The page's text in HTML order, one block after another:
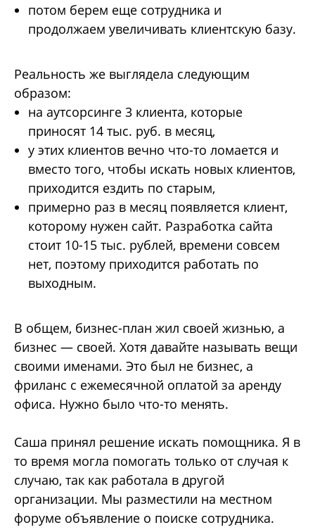
потом берем еще сотрудника и
продолжаем увеличивать клиентскую базу.
Реальность же выглядела следующим
образом:
на аутсорсинге 3 клиента, которые
приносят 14 тыс. руб. в месяц,
у этих клиентов вечно что-то ломается и
вместо того, чтобы искать новых клиентов,
приходится ездить по старым,
примерно раз в месяц появляется клиент,
которому нужен сайт. Разработка сайта
стоит 10-15 тыс. рублей, времени совсем
нет, поэтому приходится работать по
выходным.
В общем, бизнес-план жил своей жизнью, а
бизнес — своей. Хотя давайте называть вещи
своими именами. Это был не бизнес, а
фриланс с ежемесячной оплатой за аренду
офиса. Нужно было что-то менять.
Саша принял решение искать помощника. Я в
то время могла помогать только от случая к
случаю, так как работала в другой
организации. Мы разместили на местном
форуме объявление о поиске сотрудника.